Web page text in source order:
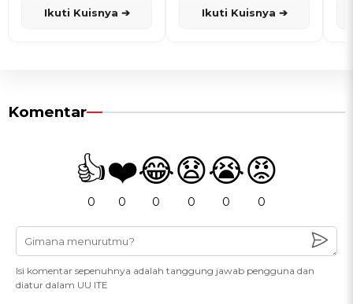
Ikuti Kuisnya ➔ Ikuti Kuisnya ➔
Komentar
👍
0
❤️
0
😂
0
😧
0
😭
0
😡
0
Isi komentar sepenuhnya adalah tanggung jawab pengguna dan
diatur dalam UU ITE